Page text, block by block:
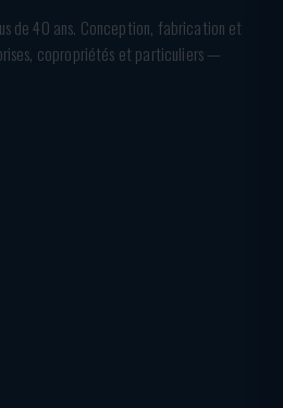
de 40 ans. Conception, fabrication et
copropriétés et particuliers —